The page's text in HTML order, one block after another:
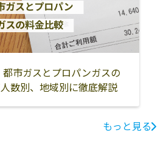
0865 大垣市
町3-67
0584-78-9131
0984 大垣市
1-2801
0584-91-6516
市上屋2丁目
地1
0584-87-0302
0584-78-2841
都市ガスとプロパンガスの
数別、地域別に徹底解説
もっと見る